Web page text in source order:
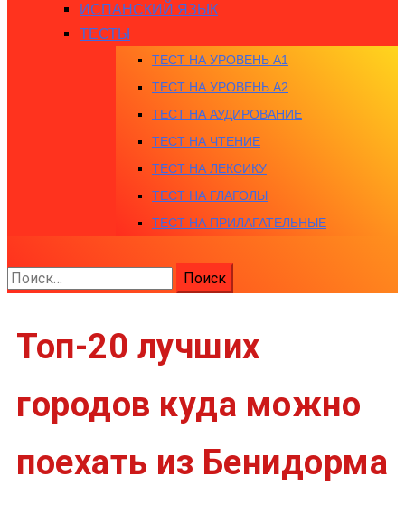
ИСПАНСКИЙ ЯЗЫК
ТЕСТЫ
ТЕСТ НА УРОВЕНЬ A1
ТЕСТ НА УРОВЕНЬ A2
ТЕСТ НА АУДИРОВАНИЕ
ТЕСТ НА ЧТЕНИЕ
ТЕСТ НА ЛЕКСИКУ
ТЕСТ НА ГЛАГОЛЫ
ТЕСТ НА ПРИЛАГАТЕЛЬНЫЕ
Найти:
Топ-20 лучших
городов куда можно
поехать из Бенидорма